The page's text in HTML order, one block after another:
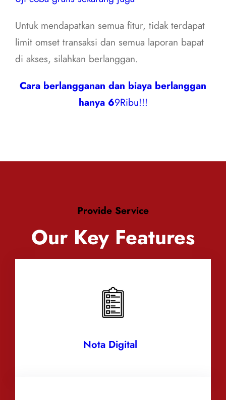
Untuk mendapatkan semua fitur, tidak terdapat
limit omset transaksi dan semua laporan bapat
di akses, silahkan berlanggan.
Cara berlangganan dan biaya berlanggan
hanya 69Ribu!!!
Provide Service
Our Key Features
Nota Digital